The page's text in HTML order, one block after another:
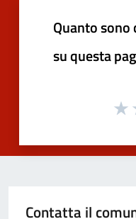
Quanto
su questa
Contatta il